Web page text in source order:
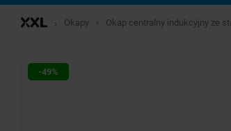
Okapy Okap centralny indukcyjny ze
-49%